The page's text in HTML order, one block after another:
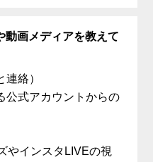
動画メディアを教えて
絡）
公式アカウントからの
やインスタLIVEの視